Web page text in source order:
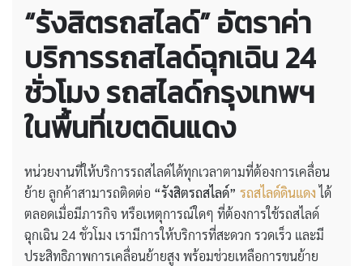
“รังสิตรถสไลด์” อัตราค่า
บริการรถสไลด์ฉุกเฉิน 24
ชั่วโมง รถสไลด์กรุงเทพฯ
ในพื้นที่เขตดินแดง
หน่วยงานที่ให้บริการรถสไลด์ได้ทุกเวลาตามที่ต้องการเคลื่อน
ย้าย ลูกค้าสามารถติดต่อ “รังสิตรถสไลด์” รถสไลด์ดินแดงได้
ตลอดเมื่อมีภารกิจ หรือเหตุการณ์ใดๆ ที่ต้องการใช้รถสไลด์
ฉุกเฉิน 24 ชั่วโมง เรามีการให้บริการที่สะดวก รวดเร็ว และมี
ประสิทธิภาพการเคลื่อนย้ายสูง พร้อมช่วยเหลือการขนย้าย